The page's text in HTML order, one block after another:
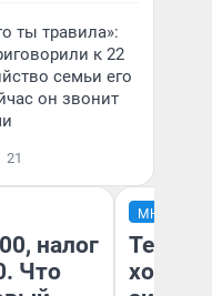
ты травила»:
к 22
семьи его
он звонит
21
налог
Что
МНЕНИЕ
Тепло